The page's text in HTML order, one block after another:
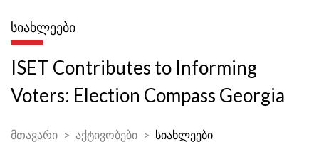
ᲡᲘᲐᲮᲚᲔᲔᲑᲘ
ISET Contributes to Informing
Voters: Election Compass Georgia
მთავარი აქტივობები სიახლეები